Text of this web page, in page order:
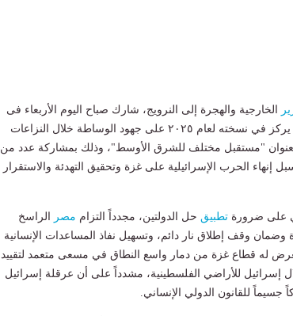
الخارجية والهجرة إلى النرويج، شارك صباح اليوم الأربعاء فى
الجلسة الافتتاحية لمنتدى أوسلو والذى يركز في نسخته لعام ٢٠٢٥ على جهود الوساطة خلال النزاعات
"مستقبل مختلف للشرق الأوسط"، وذلك بمشاركة عدد من
إنهاء الحرب الإسرائيلية على غزة وتحقيق التهدئة والاستقرار
على ضرورة تطبيق حل الدولتين، مجدداً التزام مصر
الراسخ
وضمان وقف إطلاق نار دائم، وتسهيل نفاذ المساعدات الإنسانية
له قطاع غزة من دمار واسع النطاق في مسعى متعمد لتقييد
إسرائيل للأراضي الفلسطينية، مشدداً على أن عرقلة إسرائيل
جسيماً للقانون الدولي الإنساني.